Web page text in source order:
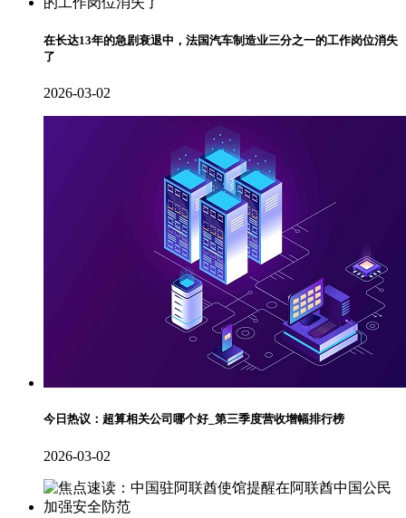
在长达13年的急剧衰退中，法国汽车制造业三分之一的工作岗位消失
了
2026-03-02
今日热议：超算相关公司哪个好_第三季度营收增幅排行榜
2026-03-02